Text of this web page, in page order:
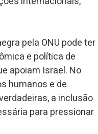
pela ONU pode ter
e política de
apoiam Israel. No
humanos e de
a inclusão
para pressionar